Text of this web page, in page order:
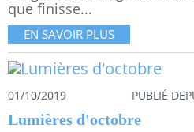
que finisse...
EN SAVOIR PLUS
01/10/2019 PUBLIÉ
Lumières d'octobre